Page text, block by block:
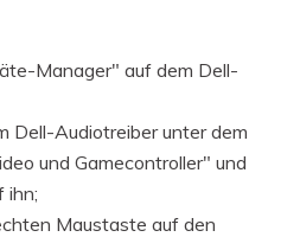
Manager" auf dem Dell-
Dell-Audiotreiber unter dem
und Gamecontroller" und
ihn;
Maustaste auf den